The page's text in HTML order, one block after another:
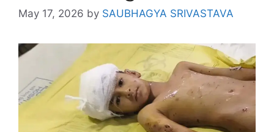
May 17, 2026 by SAUBHAGYA SRIVASTAVA